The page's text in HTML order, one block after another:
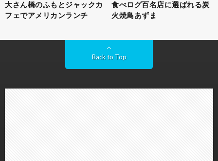
大さん橋のふもとジャックカ
フェでアメリカンランチ
食べログ百名店に選ばれる炭
火焼鳥あずま
Back to Top